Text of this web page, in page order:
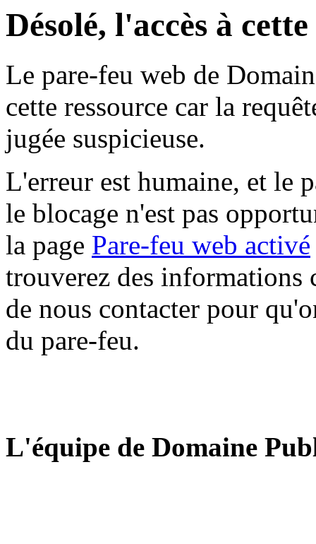
Désolé, l'accès à
Le pare-feu web de
cette ressource car la
jugée suspicieuse.
L'erreur est humaine, et le
le blocage n'est pas
la page Pare-feu web activé
trouverez des informations
de nous contacter pour
du pare-feu.
L'équipe de Domaine